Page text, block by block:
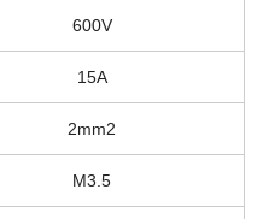
600V
15A
2mm2
M3.5